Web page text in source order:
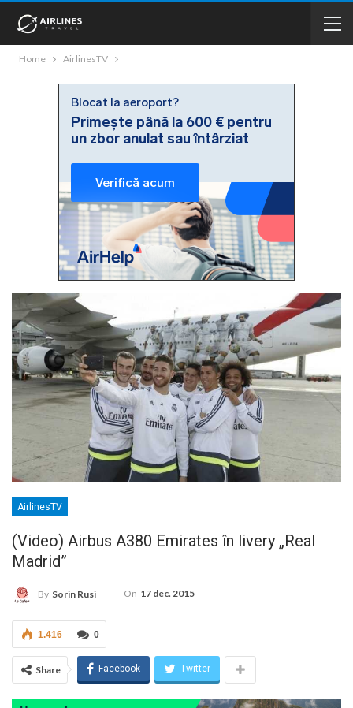
Home AirlinesTV
AirlinesTV
(Video) Airbus A380 Emirates în livery „Real
Madrid”
By Sorin Rusi On 17 dec. 2015
0
1.416
Share Facebook Twitter